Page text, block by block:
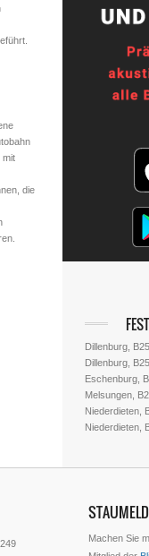
mit
die
Dillenburg,
Dillenburg,
Eschenburg,
Melsungen,
Niederdieten,
Niederdieten,
Machen Sie